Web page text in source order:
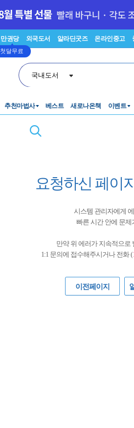
만권당
첫달무료
외국도서 알라딘굿즈 온라인중고
국내도서
추천마법사 베스트 새로나온책 이벤트
요청하신 페이
시스템 관리자에게
빠른 시간 안에 문
만약 위 에러가 지속적으로
1:1 문의에 접수해주시거나 전화 (
이전페이지